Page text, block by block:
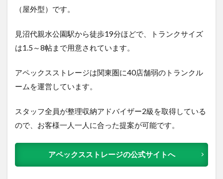
（屋外型）です。
見沼代親水公園駅から徒歩19分ほどで、トランクサイズ
は1.5～8帖まで用意されています。
アペックスストレージは関東圏に40店舗弱のトランクル
ームを運営しています。
スタッフ全員が整理収納アドバイザー2級を取得している
ので、お客様一人一人に合った提案が可能です。
アペックスストレージの公式サイトへ